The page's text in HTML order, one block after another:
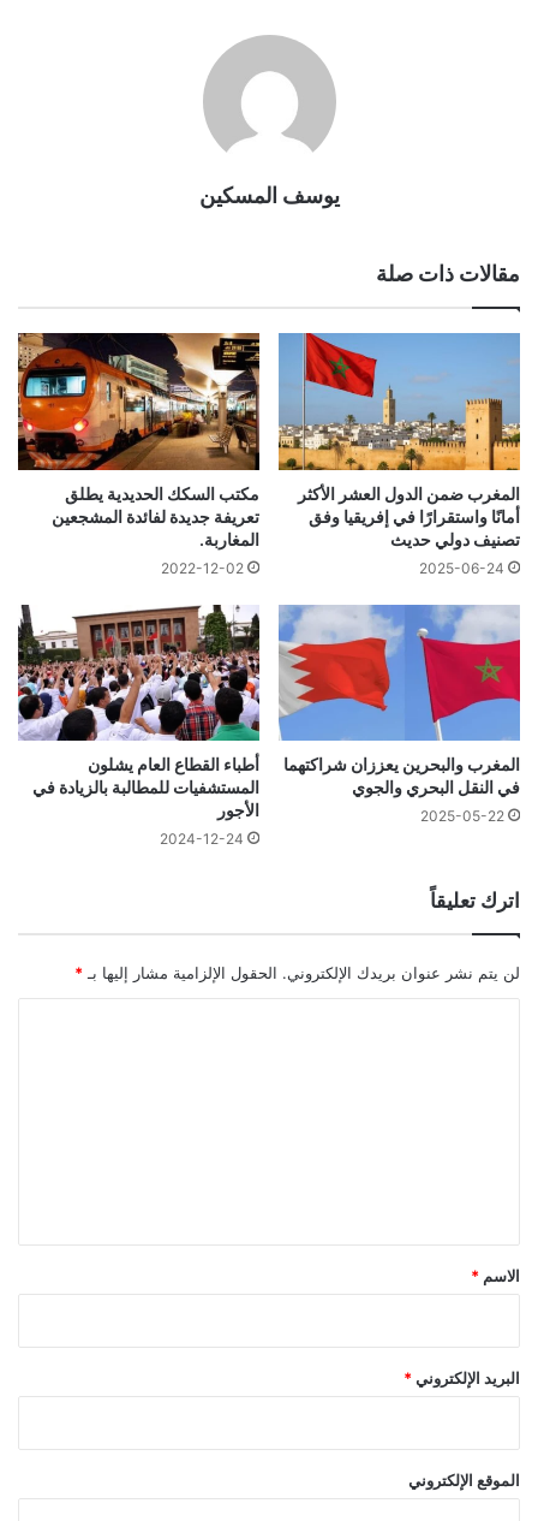
يوسف المسكين
مقالات ذات صلة
المغرب ضمن الدول العشر الأكثر
أمانًا واستقرارًا في إفريقيا وفق
تصنيف دولي حديث
2025-06-24
مكتب السكك الحديدية يطلق
تعريفة جديدة لفائدة المشجعين
المغاربة.
2022-12-02
المغرب والبحرين يعززان شراكتهما
في النقل البحري والجوي
2025-05-22
أطباء القطاع العام يشلون
المستشفيات للمطالبة بالزيادة في
الأجور
2024-12-24
اترك تعليقاً
لن يتم نشر عنوان بريدك الإلكتروني. الحقول الإلزامية مشار إليها بـ *
*
الاسم *
البريد الإلكتروني *
الموقع الإلكتروني